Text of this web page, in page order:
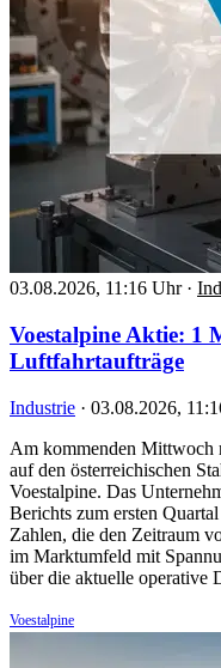
03.08.2026, 11:16 Uhr ·
Voestalpine Aktie: 1
Luftfahrtaufträge
Industrie · 03.08.2026,
Am kommenden Mittwoch
auf den österreichischen
Voestalpine. Das
Berichts zum ersten
Zahlen, die den Zeitraum
im Marktumfeld mit
über die aktuelle
Voestalpine